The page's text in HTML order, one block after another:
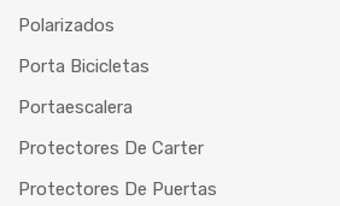
Polarizados
Porta Bicicletas
Portaescalera
Protectores De Carter
Protectores De Puertas